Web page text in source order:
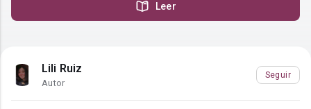
Leer
Lili Ruiz
Autor
Seguir